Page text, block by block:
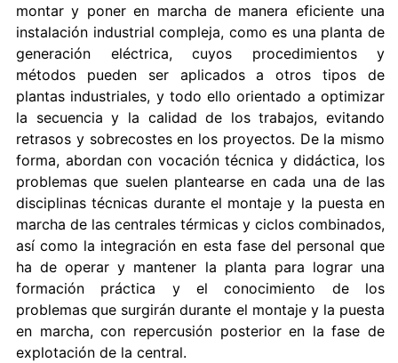
montar y poner en marcha de manera eficiente una
instalación industrial compleja, como es una planta de
generación eléctrica, cuyos procedimientos y
métodos pueden ser aplicados a otros tipos de
plantas industriales, y todo ello orientado a optimizar
la secuencia y la calidad de los trabajos, evitando
retrasos y sobrecostes en los proyectos. De la mismo
forma, abordan con vocación técnica y didáctica, los
problemas que suelen plantearse en cada una de las
disciplinas técnicas durante el montaje y la puesta en
marcha de las centrales térmicas y ciclos combinados,
así como la integración en esta fase del personal que
ha de operar y mantener la planta para lograr una
formación práctica y el conocimiento de los
problemas que surgirán durante el montaje y la puesta
en marcha, con repercusión posterior en la fase de
explotación de la central.